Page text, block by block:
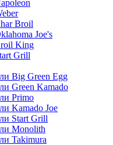
Broil
Joe's
King
Grill
Big Green Egg
Green Kamado
Primo
Kamado Joe
Start Grill
Monolith
Takimura